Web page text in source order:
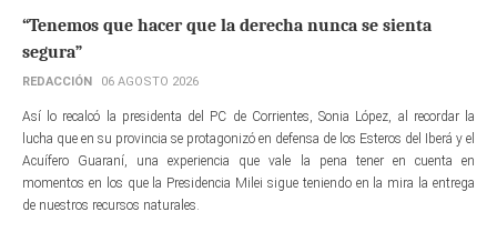
“Tenemos que hacer que la derecha nunca se sienta
segura”
REDACCIÓN 06 AGOSTO 2026
Así lo recalcó la presidenta del PC de Corrientes, Sonia López, al recordar la
lucha que en su provincia se protagonizó en defensa de los Esteros del Iberá y el
Acuífero Guaraní, una experiencia que vale la pena tener en cuenta en
momentos en los que la Presidencia Milei sigue teniendo en la mira la entrega
de nuestros recursos naturales.